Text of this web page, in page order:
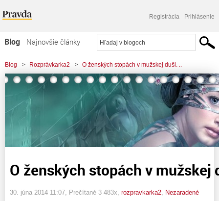
Registrácia Prihlásenie
Blog
Najnovšie články
Najčítanejšie články
Najkomentovanejšie články
Zoznam blogov
Blog > Rozprávkarka2 > O ženských stopách v mužskej duši. ..
O ženských stopách v mužskej
30. júna 2014 11:07 , Prečítané 3 483x, rozpravkarka2 Nezaradené